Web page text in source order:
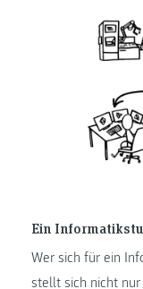
sowie
Frage gestellt,
Ein
Wer sich für ein
stellt sich nicht